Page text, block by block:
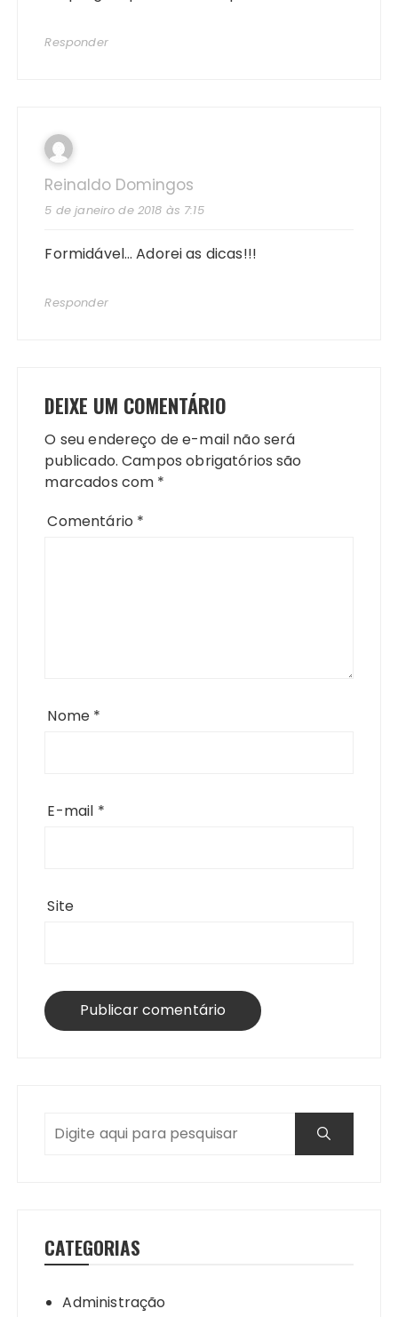
Responder
Reinaldo Domingos
5 de janeiro de 2018 às 7:15
Formidável… Adorei as dicas!!!
Responder
DEIXE UM COMENTÁRIO
O seu endereço de e-mail não será
publicado. Campos obrigatórios são
marcados com *
Comentário *
Nome *
E-mail *
Site
CATEGORIAS
Administração